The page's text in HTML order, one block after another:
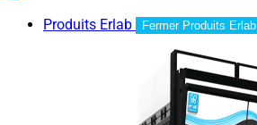
Produits Erlab Fermer Produits Erlab